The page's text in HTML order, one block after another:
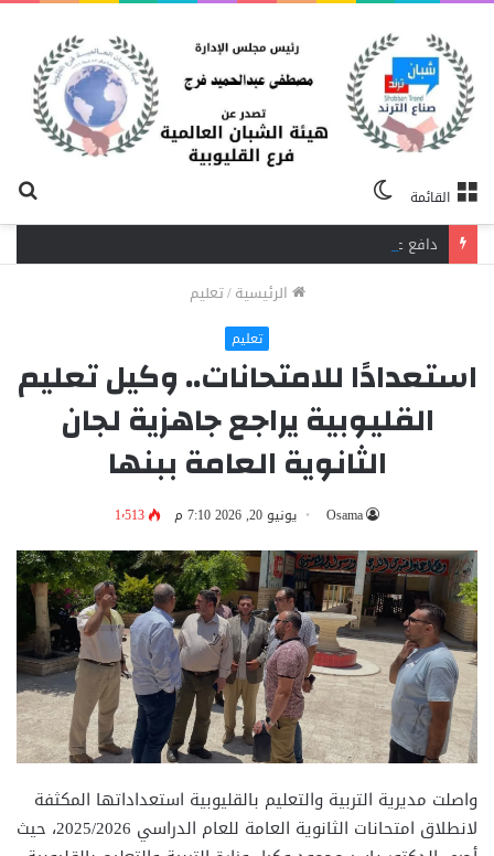
القائمة
المظلم
الرئيسية/تعليم
تعليم
استعدادًا للامتحانات.. وكيل تعليم
القليوبية يراجع جاهزية لجان
الثانوية العامة ببنها
Osama يونيو 20, 2026 7:10 م 1٬513
واصلت مديرية التربية والتعليم بالقليوبية استعداداتها المكثفة
لانطلاق امتحانات الثانوية العامة للعام الدراسي 2025/2026، حيث